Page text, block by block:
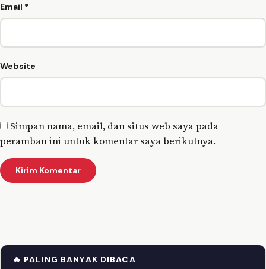
Email *
Website
Simpan nama, email, dan situs web saya pada
peramban ini untuk komentar saya berikutnya.
🔥 PALING BANYAK DIBACA